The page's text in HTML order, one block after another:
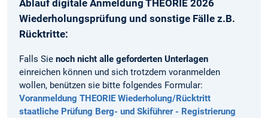
Ablauf digitale Anmeldung THEORIE 2026
Wiederholungsprüfung und sonstige Fälle z.B.
Rücktritte:
Falls Sie noch nicht alle geforderten Unterlagen
einreichen können und sich trotzdem voranmelden
wollen, benützen sie bitte folgendes Formular:
Voranmeldung THEORIE Wiederholung/Rücktritt
staatliche Prüfung Berg- und Skiführer - Registrierung